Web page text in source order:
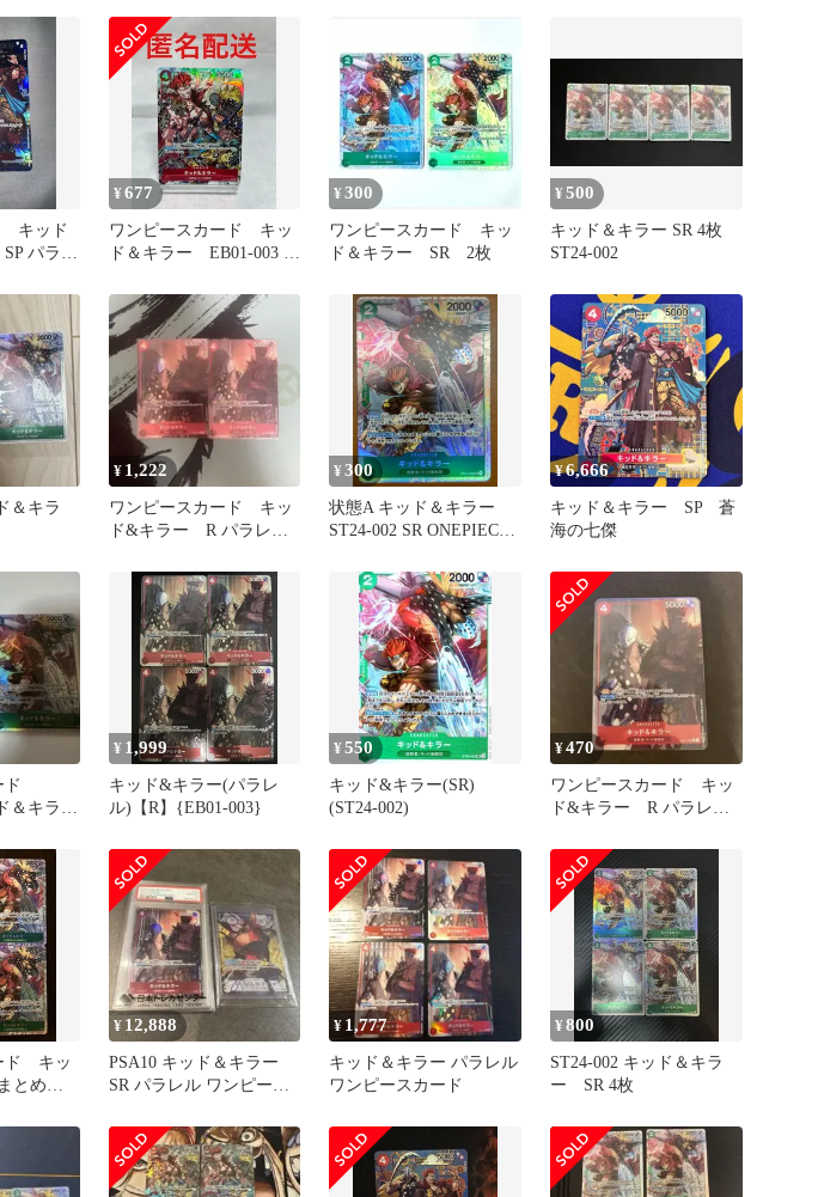
キッド
パラレ
¥677
ワンピースカード キッ
ド＆キラー EB01-003 パ
¥300
ワンピースカード キッ
ド＆キラー SR 2枚
¥500
キッド＆キラー SR 4枚
ST24-002
＆キラ
¥ 1,222
ワンピースカード キッ
ド&キラー R パラレ
¥300
状態A キッド＆キラー
ST24-002 SR ONEPIECE
¥6,666
キッド＆キラー SP 蒼
海の七傑
ド
＆キラ
¥ 1,999
キッド&キラー(パラレ
ル)【R】{EB01-003}
¥550
キッド&キラー(SR)
(ST24-002)
¥470
ワンピースカード キッ
ド&キラー R パラレ
ド キッ
とめ売
¥ 12,888
PSA10 キッド＆キラー
SR パラレル ワンピース
き
¥ 1,777
キッド＆キラー パラレル
ワンピースカード
¥800
ST24-002 キッド＆キラ
ー SR 4枚